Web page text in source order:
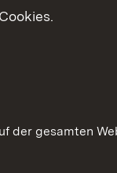
der gesamten